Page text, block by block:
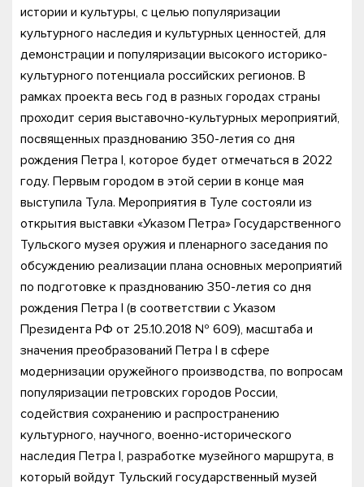
истории и культуры, с целью популяризации
культурного наследия и культурных ценностей, для
демонстрации и популяризации высокого историко-
культурного потенциала российских регионов. В
рамках проекта весь год в разных городах страны
проходит серия выставочно-культурных мероприятий,
посвященных празднованию 350-летия со дня
рождения Петра I, которое будет отмечаться в 2022
году. Первым городом в этой серии в конце мая
выступила Тула. Мероприятия в Туле состояли из
открытия выставки «Указом Петра» Государственного
Тульского музея оружия и пленарного заседания по
обсуждению реализации плана основных мероприятий
по подготовке к празднованию 350-летия со дня
рождения Петра I (в соответствии с Указом
Президента РФ от 25.10.2018 № 609), масштаба и
значения преобразований Петра I в сфере
модернизации оружейного производства, по вопросам
популяризации петровских городов России,
содействия сохранению и распространению
культурного, научного, военно-исторического
наследия Петра I, разработке музейного маршрута, в
который войдут Тульский государственный музей